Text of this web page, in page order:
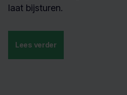
laat bijsturen.
Lees verder